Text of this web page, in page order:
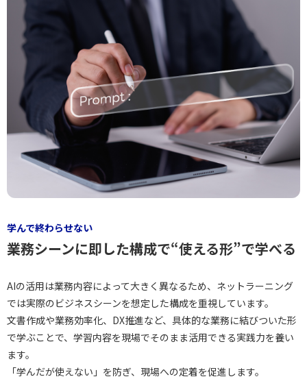
学んで終わらせない
業務シーンに即した構成で“使える形”で学べる
AIの活用は業務内容によって大きく異なるため、ネットラーニング
では実際のビジネスシーンを想定した構成を重視しています。
文書作成や業務効率化、DX推進など、具体的な業務に結びついた形
で学ぶことで、学習内容を現場でそのまま活用できる実践力を養い
ます。
「学んだが使えない」を防ぎ、現場への定着を促進します。